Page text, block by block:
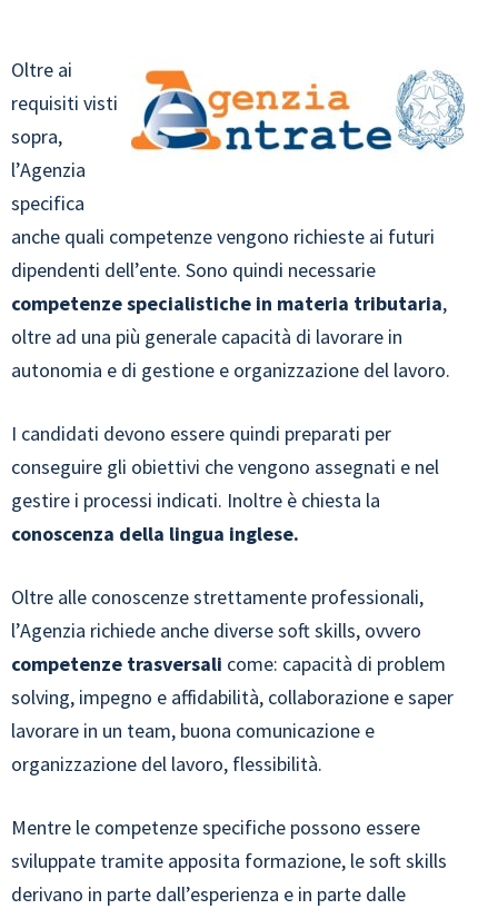
Oltre ai
requisiti visti
sopra,
l’Agenzia
specifica
anche quali competenze vengono richieste ai futuri
dipendenti dell’ente. Sono quindi necessarie
competenze specialistiche in materia tributaria,
oltre ad una più generale capacità di lavorare in
autonomia e di gestione e organizzazione del lavoro.
I candidati devono essere quindi preparati per
conseguire gli obiettivi che vengono assegnati e nel
gestire i processi indicati. Inoltre è chiesta la
conoscenza della lingua inglese.
Oltre alle conoscenze strettamente professionali,
l’Agenzia richiede anche diverse soft skills, ovvero
competenze trasversali come: capacità di problem
solving, impegno e affidabilità, collaborazione e saper
lavorare in un team, buona comunicazione e
organizzazione del lavoro, flessibilità.
Mentre le competenze specifiche possono essere
sviluppate tramite apposita formazione, le soft skills
derivano in parte dall’esperienza e in parte dalle